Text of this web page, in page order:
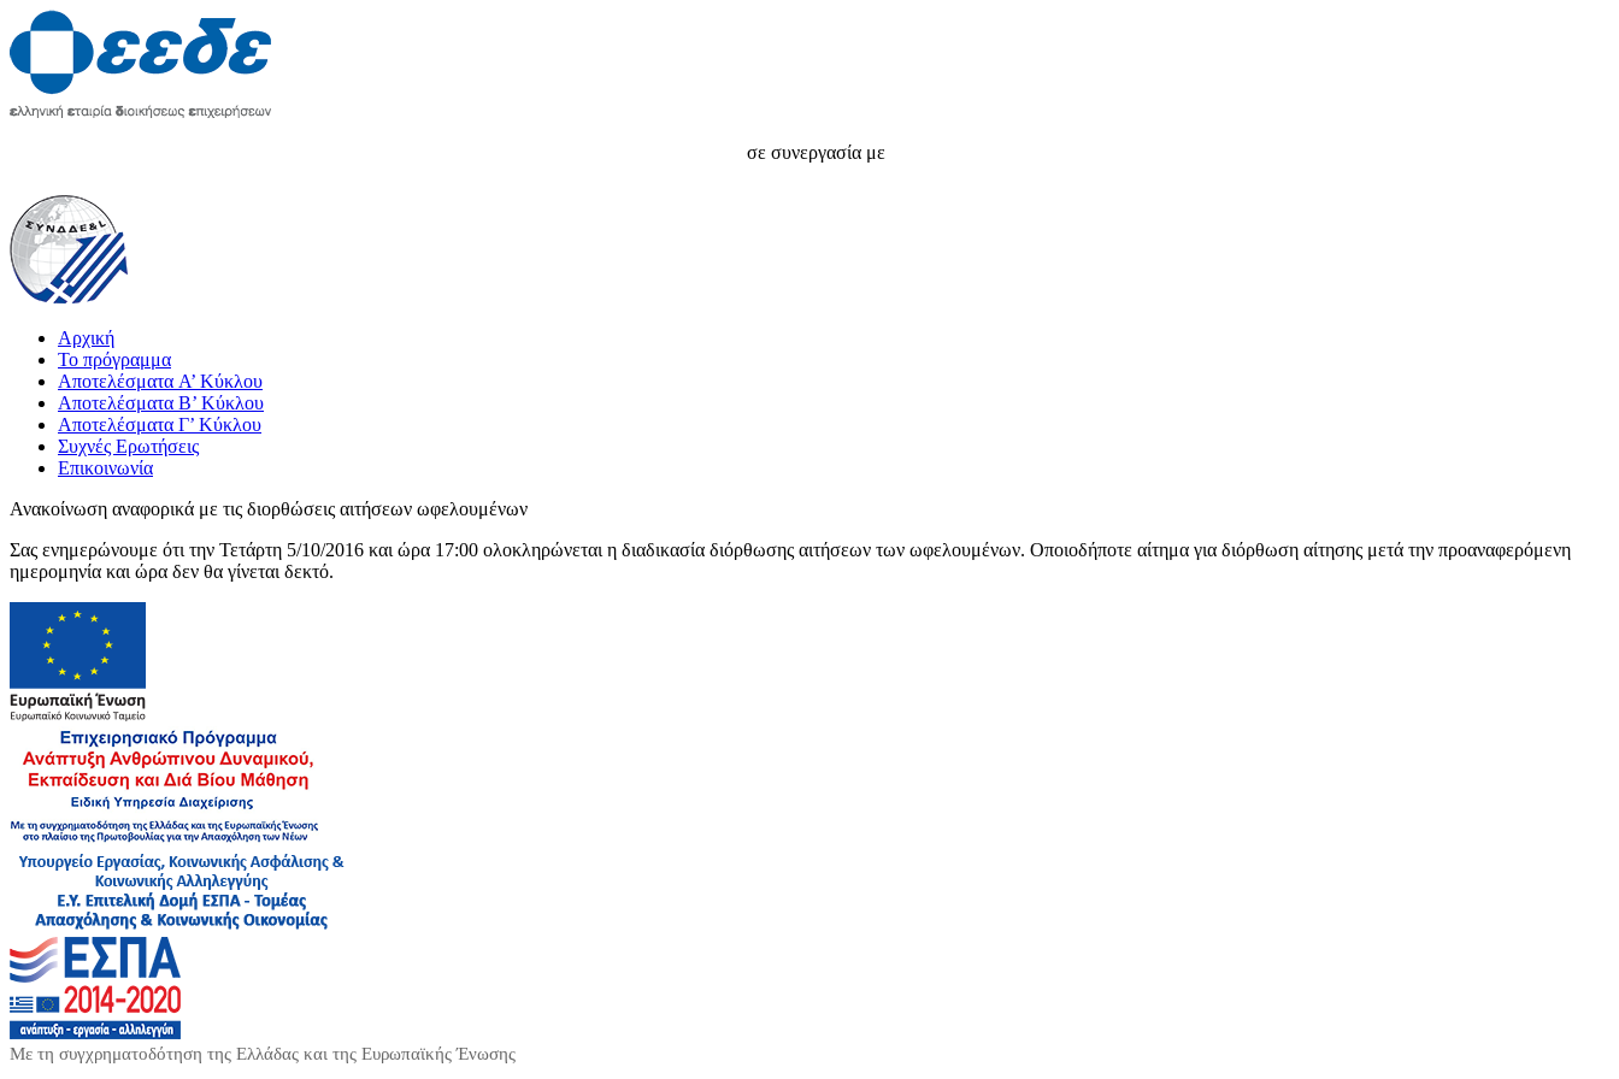
σε συνεργασία με
Αρχική
Το πρόγραμμα
Αποτελέσματα A’ Κύκλου
Αποτελέσματα Β’ Κύκλου
Αποτελέσματα Γ’ Κύκλου
Συχνές Ερωτήσεις
Επικοινωνία
Ανακοίνωση αναφορικά με τις διορθώσεις αιτήσεων ωφελουμένων
Σας ενημερώνουμε ότι την Τετάρτη 5/10/2016 και ώρα 17:00 ολοκληρώνεται η διαδικασία διόρθωσης αιτήσεων των ωφελουμένων. Οποιοδήποτε αίτημα για διόρθωση αίτησης μετά την προαναφερόμενη
ημερομηνία και ώρα δεν θα γίνεται δεκτό.
Με τη συγχρηματοδότηση της Ελλάδας και της Ευρωπαϊκής Ένωσης